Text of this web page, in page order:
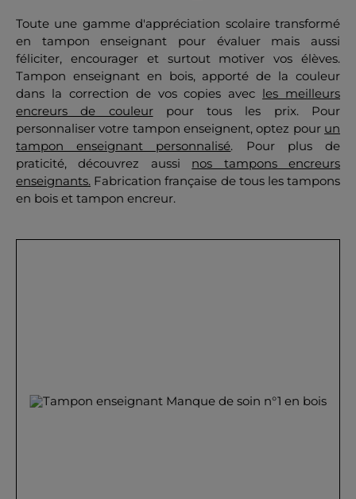
Toute une gamme d'appréciation scolaire transformé
en tampon enseignant pour évaluer mais aussi
féliciter, encourager et surtout motiver vos élèves.
Tampon enseignant en bois, apporté de la couleur
dans la correction de vos copies avec les meilleurs
encreurs de couleurpour tous les prix. Pour
personnaliser votre tampon enseignent, optez pour un
tampon enseignant personnalisé. Pour plus de
praticité, découvrez aussi nos tampons encreurs
enseignants. Fabrication française de tous les tampons
en bois et tampon encreur.
OK